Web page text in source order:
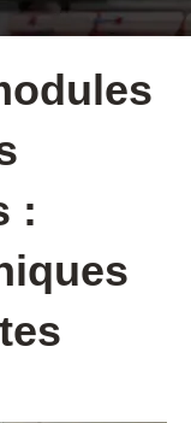
: